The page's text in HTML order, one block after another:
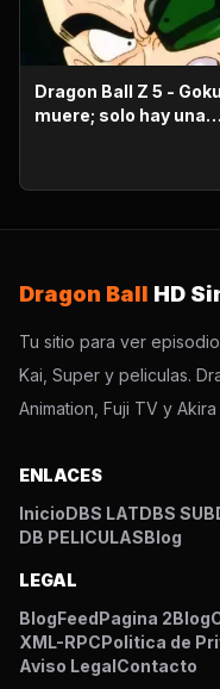
Dragon Ball Z 5 - Goku
muere; solo hay una
Dragon Ball HD
Tu sitio para ver
Kai, Super y peliculas.
Animation, Fuji TV y
ENLACES
InicioDBS LATDBS SUB
DB PELICULASBlog
LEGAL
BlogFeedPagina 2Blog
XML-RPCPolitica de
Aviso LegalContacto